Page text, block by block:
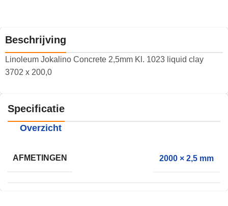
Beschrijving
Linoleum Jokalino Concrete 2,5mm Kl. 1023 liquid clay
3702 x 200,0
Specificatie
Overzicht
AFMETINGEN 2000 × 2,5 mm